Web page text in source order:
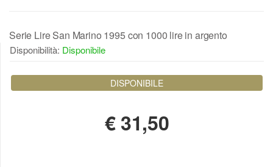
Serie Lire San Marino 1995 con 1000 lire in argento
Disponibilità: Disponibile
DISPONIBILE
€31,50